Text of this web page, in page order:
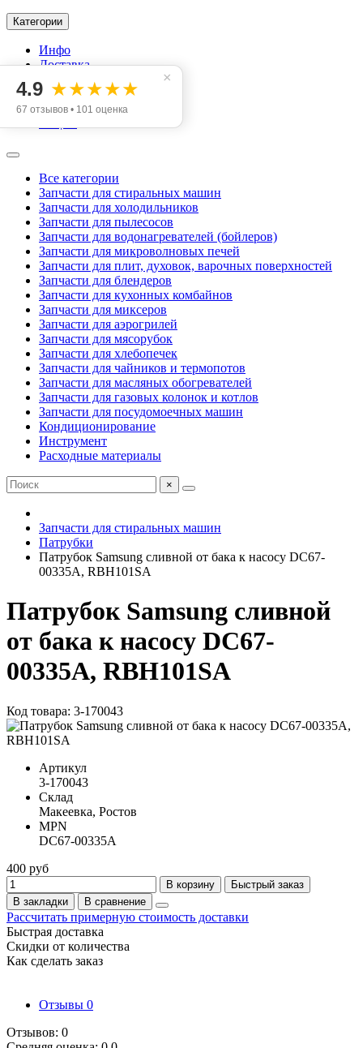
Категории
Инфо
Доставка
Оплата
Контакты
Отзывы
Все категории
Запчасти для стиральных машин
Запчасти для холодильников
Запчасти для пылесосов
Запчасти для водонагревателей (бойлеров)
Запчасти для микроволновых печей
Запчасти для плит, духовок, варочных поверхностей
Запчасти для блендеров
Запчасти для кухонных комбайнов
Запчасти для миксеров
Запчасти для аэрогрилей
Запчасти для мясорубок
Запчасти для хлебопечек
Запчасти для чайников и термопотов
Запчасти для масляных обогревателей
Запчасти для газовых колонок и котлов
Запчасти для посудомоечных машин
Кондиционирование
Инструмент
Расходные материалы
×
Запчасти для стиральных машин
Патрубки
Патрубок Samsung сливной от бака к насосу DC67-
00335A, RBH101SA
Патрубок Samsung сливной
от бака к насосу DC67-
00335A, RBH101SA
Код товара: 3-170043
Артикул
3-170043
Склад
Макеевка, Ростов
MPN
DC67-00335A
400 руб
В корзину
Быстрый заказ
В закладки
В сравнение
Рассчитать примерную стоимость доставки
Быстрая доставка
Скидки от количества
Как сделать заказ
Отзывы 0
Отзывов: 0
×
4.9 ★★★★★
67 отзывов • 101 оценка